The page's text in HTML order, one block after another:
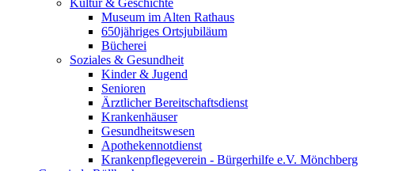
Kultur & Geschichte
Museum im Alten Rathaus
650jähriges Ortsjubiläum
Bücherei
Soziales & Gesundheit
Kinder & Jugend
Senioren
Ärztlicher Bereitschaftsdienst
Krankenhäuser
Gesundheitswesen
Apothekennotdienst
Krankenpflegeverein - Bürgerhilfe e.V. Mönchberg